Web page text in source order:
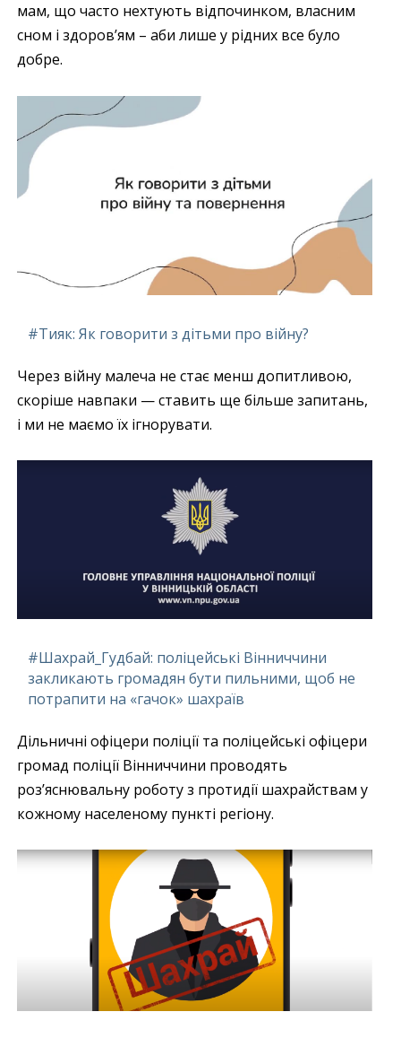
мам, що часто нехтують відпочинком, власним
сном і здоров’ям – аби лише у рідних все було
добре.
#Тияк: Як говорити з дітьми про війну?
Через війну малеча не стає менш допитливою,
скоріше навпаки — ставить ще більше запитань,
і ми не маємо їх ігнорувати.
#Шахрай_Гудбай: поліцейські Вінниччини
закликають громадян бути пильними, щоб не
потрапити на «гачок» шахраїв
Дільничні офіцери поліції та поліцейські офіцери
громад поліції Вінниччини проводять
роз’яснювальну роботу з протидії шахрайствам у
кожному населеному пункті регіону.